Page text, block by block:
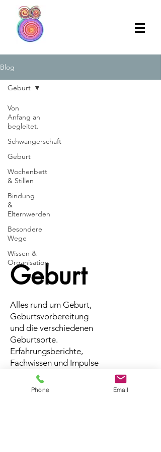
Blog
Von
Anfang an
begleitet.
Schwangerschaft
Geburt
Wochenbett
& Stillen
Bindung
&
Elternwerden
Besondere
Wege
Wissen &
Organisation
Geburt
Geburt
Alles rund um Geburt,
Geburtsvorbereitung
und die verschiedenen
Geburtsorte.
Erfahrungsberichte,
Fachwissen und Impulse
für euren ganz
persönlichen
Phone Email